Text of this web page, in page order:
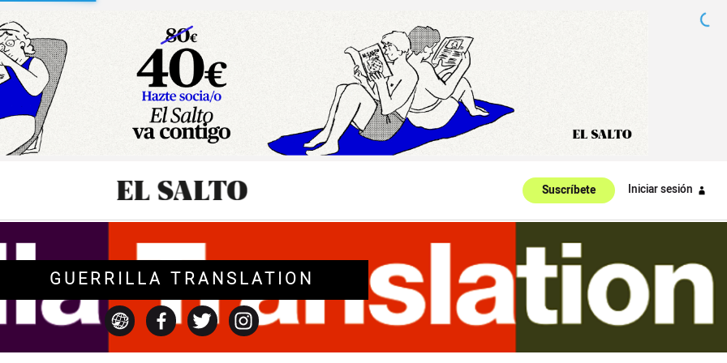
Suscríbete Iniciar sesión
GUERRILLA TRANSLATION